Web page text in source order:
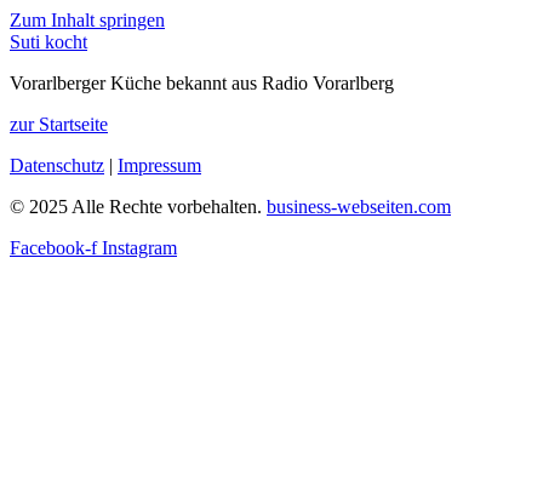
Zum Inhalt springen
Suti kocht
Vorarlberger Küche bekannt aus Radio Vorarlberg
zur Startseite
Datenschutz | Impressum
© 2025 Alle Rechte vorbehalten. business-webseiten.com
Facebook-f Instagram